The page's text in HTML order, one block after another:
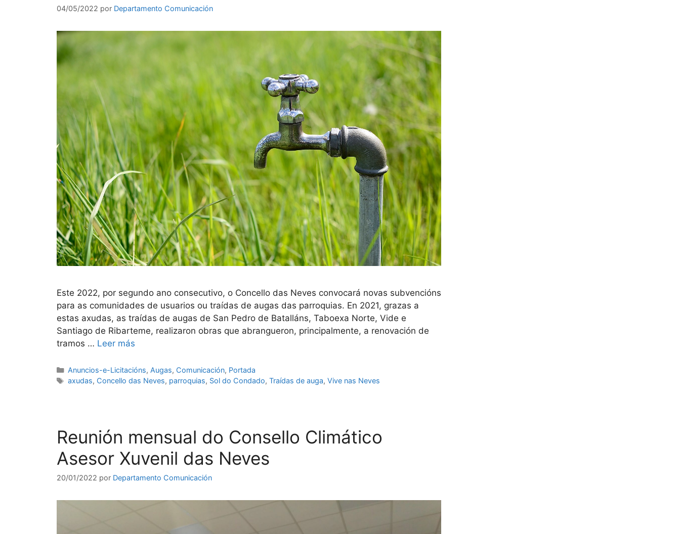
04/05/2022 por Departamento Comunicación
Este 2022, por segundo ano consecutivo, o Concello das Neves convocará novas subvencións
para as comunidades de usuarios ou traídas de augas das parroquias. En 2021, grazas a
estas axudas, as traídas de augas de San Pedro de Batalláns, Taboexa Norte, Vide e
Santiago de Ribarteme, realizaron obras que abrangueron, principalmente, a renovación de
tramos … Leer más
Anuncios-e-Licitacións, Augas, Comunicación, Portada
axudas, Concello das Neves, parroquias, Sol do Condado, Traídas de auga, Vive nas Neves
Reunión mensual do Consello Climático
Asesor Xuvenil das Neves
20/01/2022 por Departamento Comunicación